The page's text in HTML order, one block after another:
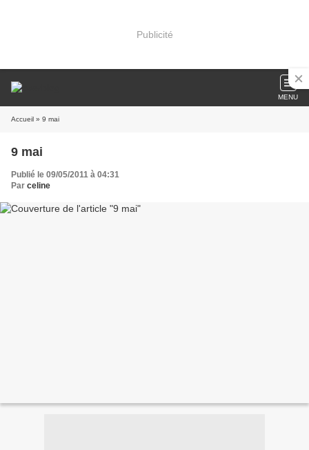
Publicité
MENU
Accueil » 9 mai
9 mai
Publié le 09/05/2011 à 04:31
Par celine